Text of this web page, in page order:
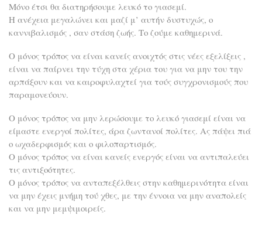
Μόνο έτσι θα διατηρήσουμε λευκό το γιασεμί.
Η ανέχεια μεγαλώνει και μαζί μ’ αυτήν δυστυχώς, ο
καννιβαλισμός , σαν στάση ζωής. Το ζούμε καθημερινά.
Ο μόνος τρόπος να είναι κανείς ανοιχτός στις νέες εξελίξεις ,
είναι να παίρνει την τύχη στα χέρια του για να μην του την
αρπάξουν και να καιροφυλαχτεί για τούς συγχρονισμούς που
παραμονεύουν.
Ο μόνος τρόπος να μην λερώσουμε το λευκό γιασεμί είναι να
είμαστε ενεργοί πολίτες, άρα ζωντανοί πολίτες. Ας πάψει πιά
ο ωχαδερφισμός και ο φιλοπαρτισμός.
Ο μόνος τρόπος να είναι κανείς ενεργός είναι να αντιπαλεύει
τις αντιξοότητες.
Ο μόνος τρόπος να ανταπεξέλθεις στην καθημερινότητα είναι
να μην έχεις μνήμη τού χθες, με την έννοια να μην αναπολείς
και να μην μεμψιμοιρείς.